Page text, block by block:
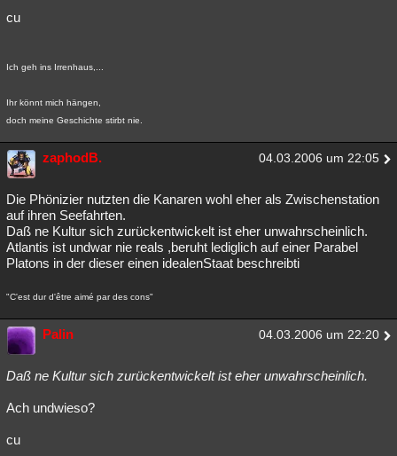
cu
Ich geh ins Irrenhaus,...
Ihr könnt mich hängen,
doch meine Geschichte stirbt nie.
zaphodB. 04.03.2006 um 22:05
Die Phönizier nutzten die Kanaren wohl eher als Zwischenstation
auf ihren Seefahrten.
Daß ne Kultur sich zurückentwickelt ist eher unwahrscheinlich.
Atlantis ist undwar nie reals ,beruht lediglich auf einer Parabel
Platons in der dieser einen idealenStaat beschreibti
"C'est dur d'être aimé par des cons"
Palin 04.03.2006 um 22:20
Daß ne Kultur sich zurückentwickelt ist eher unwahrscheinlich.
Ach undwieso?
cu